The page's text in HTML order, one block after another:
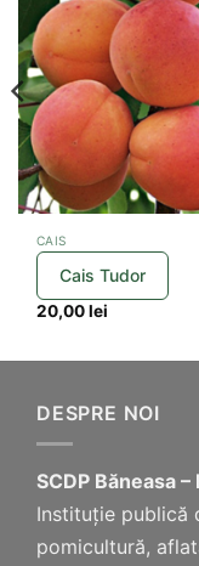
CAIS
Cais Tudor
20,00lei
DESPRE NOI
SCDP Băneasa
Instituție publică
pomicultură,